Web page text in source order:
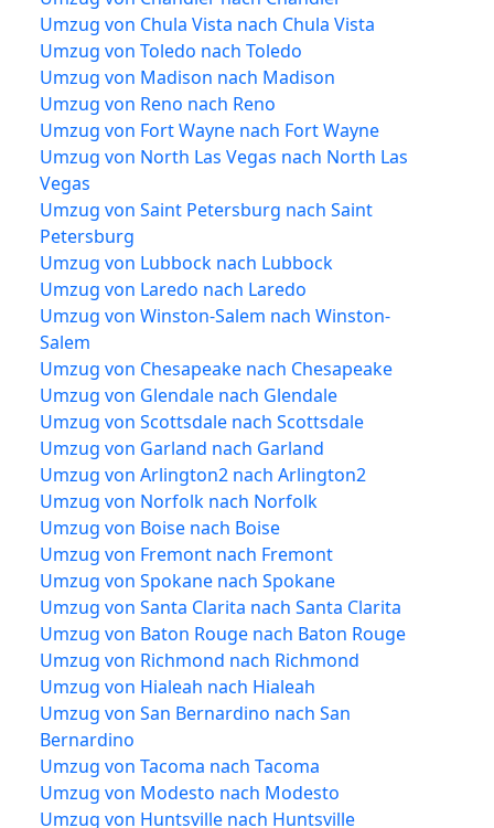
Umzug von Chula Vista nach Chula Vista
Umzug von Toledo nach Toledo
Umzug von Madison nach Madison
Umzug von Reno nach Reno
Umzug von Fort Wayne nach Fort Wayne
Umzug von North Las Vegas nach North Las
Vegas
Umzug von Saint Petersburg nach Saint
Petersburg
Umzug von Lubbock nach Lubbock
Umzug von Laredo nach Laredo
Umzug von Winston-Salem nach Winston-
Salem
Umzug von Chesapeake nach Chesapeake
Umzug von Glendale nach Glendale
Umzug von Scottsdale nach Scottsdale
Umzug von Garland nach Garland
Umzug von Arlington2 nach Arlington2
Umzug von Norfolk nach Norfolk
Umzug von Boise nach Boise
Umzug von Fremont nach Fremont
Umzug von Spokane nach Spokane
Umzug von Santa Clarita nach Santa Clarita
Umzug von Baton Rouge nach Baton Rouge
Umzug von Richmond nach Richmond
Umzug von Hialeah nach Hialeah
Umzug von San Bernardino nach San
Bernardino
Umzug von Tacoma nach Tacoma
Umzug von Modesto nach Modesto
Umzug von Huntsville nach Huntsville